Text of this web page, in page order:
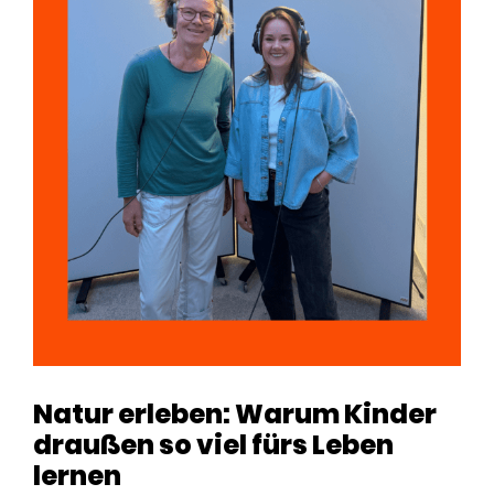
Natur erleben: Warum Kinder
draußen so viel fürs Leben
lernen